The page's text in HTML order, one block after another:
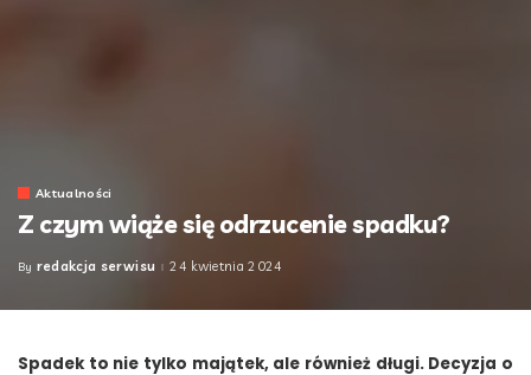
Aktualności
Z czym wiąże się odrzucenie spadku?
Posted
By redakcja serwisu 24 kwietnia 2024
Spadek to nie tylko majątek, ale również długi. Decyzja o